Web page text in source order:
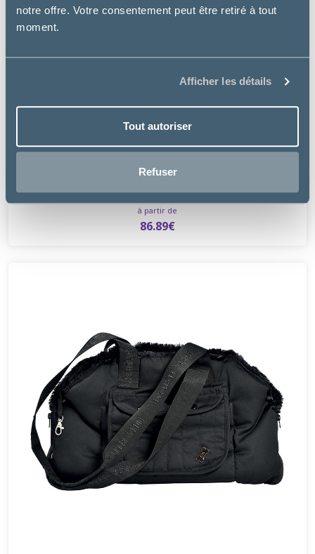
notre offre. Votre consentement peut être retiré à tout
moment.
Afficher les détails
Tout autoriser
Refuser
Trixie
à partir de
86.89€